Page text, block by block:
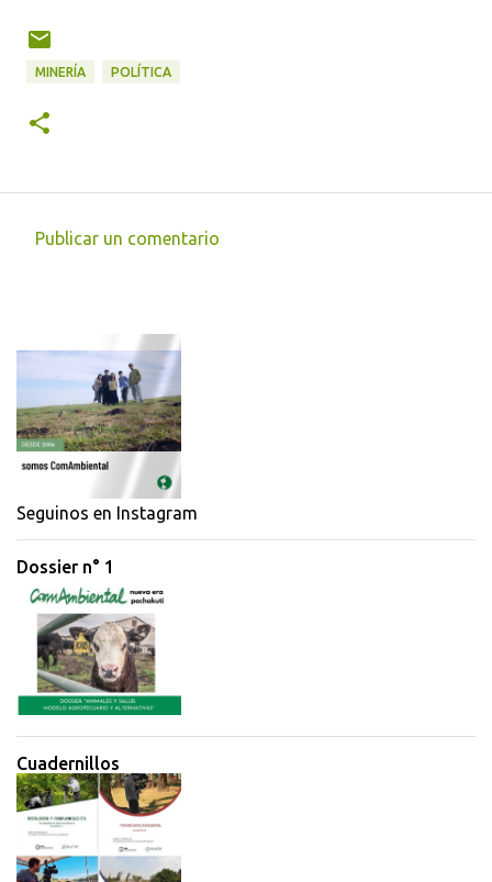
MINERÍA POLÍTICA
e
t
a
i
o
s
Publicar un comentario
Seguinos en Instagram
Dossier n° 1
Cuadernillos